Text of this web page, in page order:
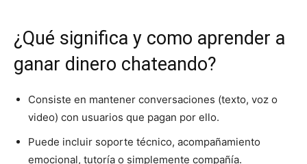
¿Qué significa y como aprender a
ganar dinero chateando?
Consiste en mantener conversaciones (texto, voz o
video) con usuarios que pagan por ello.
Puede incluir soporte técnico, acompañamiento
emocional, tutoría o simplemente compañía.